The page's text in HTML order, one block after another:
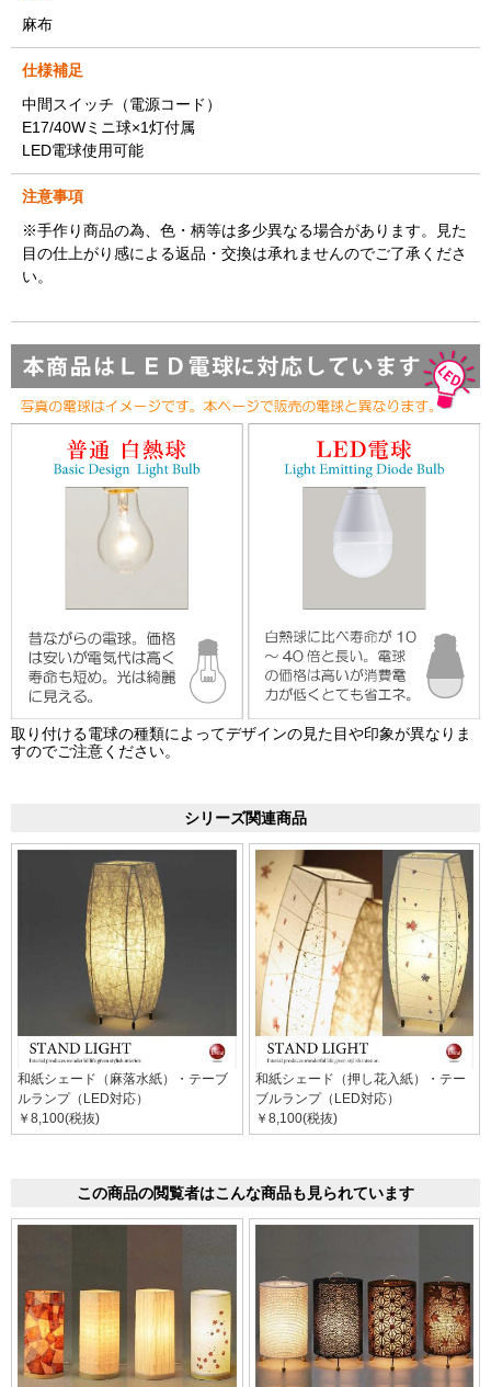
麻布
仕様補足
中間スイッチ（電源コード）
E17/40Wミニ球×1灯付属
LED電球使用可能
注意事項
※手作り商品の為、色・柄等は多少異なる場合があります。見た
目の仕上がり感による返品・交換は承れませんのでご了承くださ
い。
取り付ける電球の種類によってデザインの見た目や印象が異なりま
すのでご注意ください。
シリーズ関連商品
和紙シェード（麻落水紙）・テーブ
ルランプ（LED対応）
￥8,100(税抜)
和紙シェード（押し花入紙）・テー
ブルランプ（LED対応）
￥8,100(税抜)
この商品の閲覧者はこんな商品も見られています